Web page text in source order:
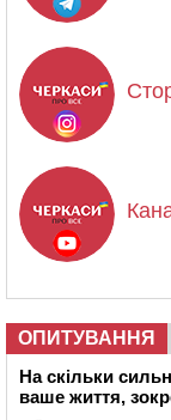
ОПИТУВАННЯ
На скільки
ваше життя,